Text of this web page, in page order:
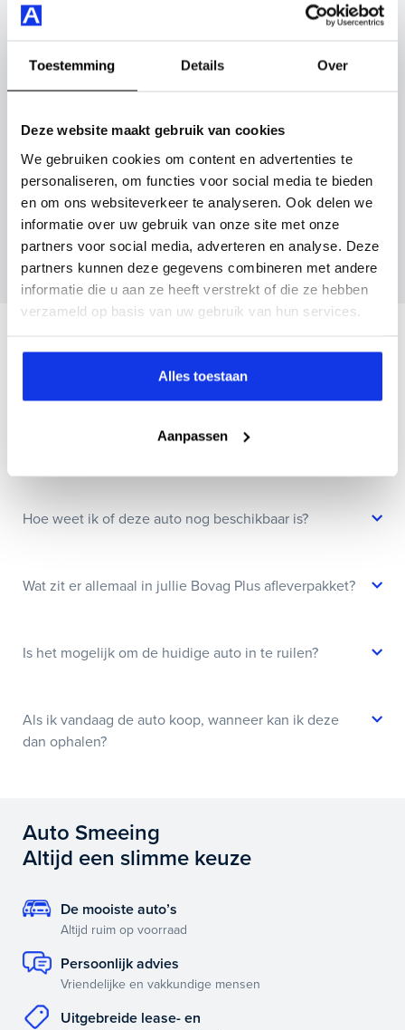
Toestemming Details Over
Deze website maakt gebruik van cookies
We gebruiken cookies om content en advertenties te
personaliseren, om functies voor social media te bieden
en om ons websiteverkeer te analyseren. Ook delen we
informatie over uw gebruik van onze site met onze
partners voor social media, adverteren en analyse. Deze
partners kunnen deze gegevens combineren met andere
informatie die u aan ze heeft verstrekt of die ze hebben
verzameld op basis van uw gebruik van hun services.
Alles toestaan
Aanpassen
Fabia ook bij ons financieren of leasen.
direct online.
inruilauto mee te sturen.
Kenteken huidige auto
Inruilvoorstel aanvragen
Wanneer je foto’s meestuurt ontvang je op
maandag tot en met vrijdag binnen enkele uren
een voorstel.
Wanneer kan ik een proefrit maken?
Hoe weet ik of deze auto nog beschikbaar is?
Wat zit er allemaal in jullie Bovag Plus afleverpakket?
Is het mogelijk om de huidige auto in te ruilen?
Als ik vandaag de auto koop, wanneer kan ik deze
dan ophalen?
Auto Smeeing
Altijd een slimme keuze
De mooiste auto’s
Altijd ruim op voorraad
Persoonlijk advies
Vriendelijke en vakkundige mensen
Uitgebreide lease- en